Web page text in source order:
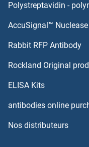
Polystreptavidin -
AccuSignal™
Rabbit RFP Antibody
Rockland Original
ELISA Kits
antibodies online
Nos distributeurs